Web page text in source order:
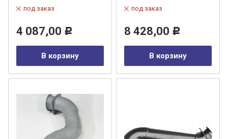
под заказ
4 087,00 Р
В корзину
под заказ
8 428,00 Р
В корзину